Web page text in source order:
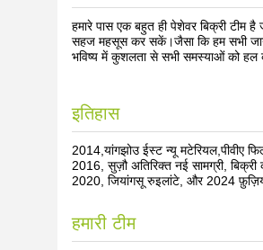
हमारे पास एक बहुत ही पेशेवर बिक्री टीम
सहज महसूस कर सकें।जैसा कि हम सभी जानते
भविष्य में कुशलता से सभी समस्याओं को हल
इतिहास
2014,यांगझोउ ईस्ट न्यू मटेरियल,पीवीए
2016, सुज़ौ अतिरिक्त नई सामग्री, बिक्री
2020, जियांगसू रुइलांटे, और 2024
हमारी टीम